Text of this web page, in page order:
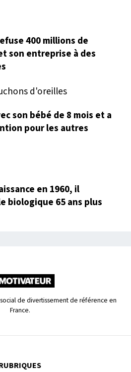
400 millions de
son entreprise à des
son bébé de 8 mois et a
pour les autres
en 1960, il
biologique 65 ans plus
de divertissement de référence en
France.